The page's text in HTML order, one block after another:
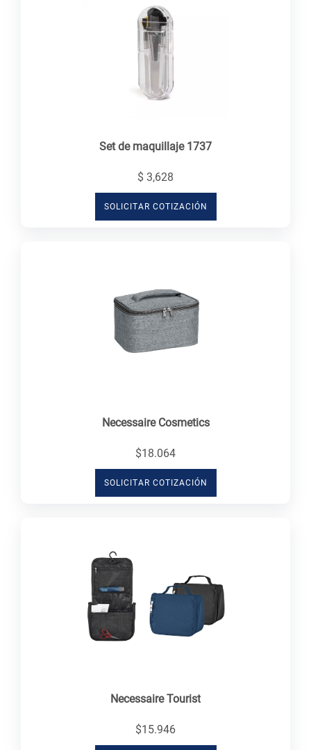
Set de maquillaje 1737
$ 3,628
SOLICITAR COTIZACIÓN
Necessaire Cosmetics
$18.064
SOLICITAR COTIZACIÓN
Necessaire Tourist
$15.946